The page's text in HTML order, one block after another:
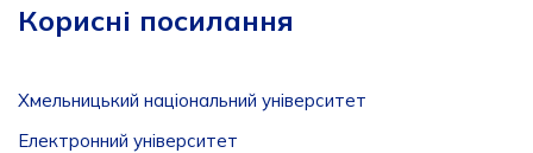
Корисні посилання
Хмельницький національний університет
Електронний університет